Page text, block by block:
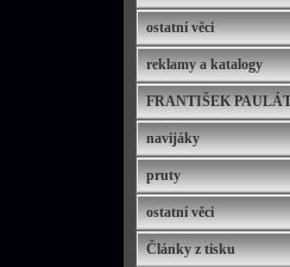
ostatní věci
reklamy a katalogy
FRANTIŠEK
navijáky
pruty
ostatní věci
Články z tisku